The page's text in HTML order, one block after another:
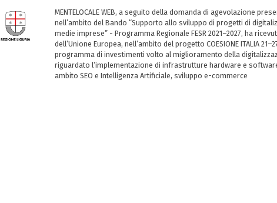
MENTELOCALE WEB, a seguito della domanda di agevolazione
nell’ambito del Bando “Supporto allo sviluppo di progetti di
medie imprese” - Programma Regionale FESR 2021–2027, ha
dell’Unione Europea, nell’ambito del progetto COESIONE ITALIA
programma di investimenti volto al miglioramento della
riguardato l’implementazione di infrastrutture hardware e
ambito SEO e Intelligenza Artificiale, sviluppo e-commerce